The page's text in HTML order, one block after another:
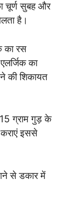
चूर्ण सुबह और
है।
का रस
का
की शिकायत
15 ग्राम गुड़ के
इससे
से डकार में